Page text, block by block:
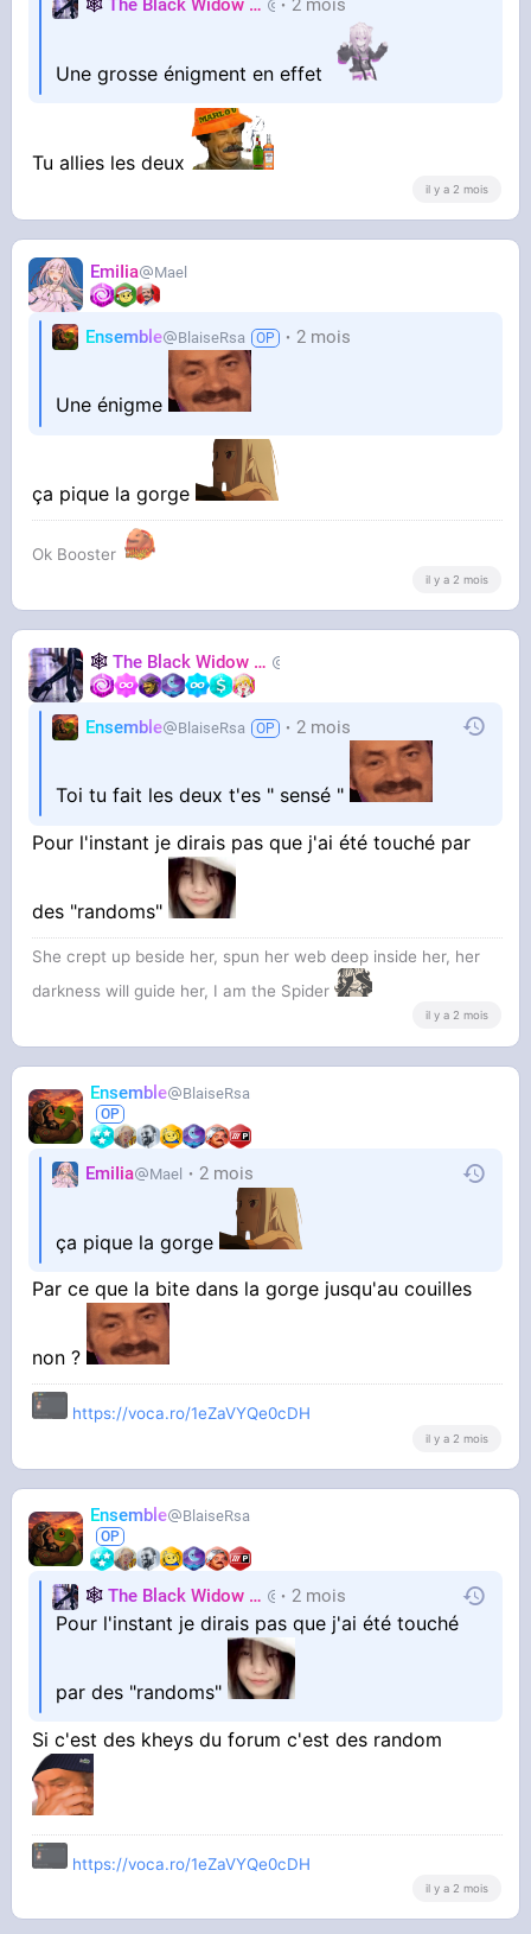
🕸️ The Black Widow 🕷️ Nastasya
2 mois
Une grosse énigment en effet
Tu allies les deux
il y a 2 mois
EmiIia Mael
Ensemble BlaiseRsa 2 mois
Une énigme
ça pique la gorge
Ok Booster
il y a 2 mois
🕸️ The Black Widow 🕷️
Ensemble BlaiseRsa 2 mois
Toi tu fait les deux t'es " sensé "
Pour l'instant je dirais pas que j'ai été touché par
des "randoms"
She crept up beside her, spun her web deep inside her, her
darkness will guide her, I am the Spider
il y a 2 mois
Ensemble BlaiseRsa
EmiIia Mael 2 mois
ça pique la gorge
Par ce que la bite dans la gorge jusqu'au couilles
non ?
https://voca.ro/1eZaVYQe0cDH
il y a 2 mois
Ensemble BlaiseRsa
🕸️ The Black Widow 🕷️ Nastasya
2 mois
Pour l'instant je dirais pas que j'ai été touché
par des "randoms"
Si c'est des kheys du forum c'est des random
https://voca.ro/1eZaVYQe0cDH
il y a 2 mois